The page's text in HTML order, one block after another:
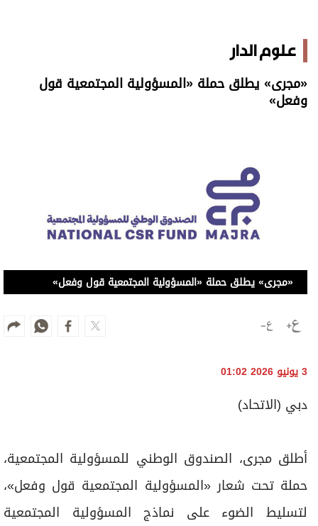
علوم الدار
«مجرى» يطلق حملة «المسؤولية المجتمعية قول
وفعل»
«مجرى» يطلق حملة «المسؤولية المجتمعية قول وفعل»
3 يونيو 2026 01:02
دبي (الاتحاد)
أطلق مجرى، الصندوق الوطني للمسؤولية المجتمعية،
حملة تحت شعار «المسؤولية المجتمعية قول وفعل»،
لتسليط الضوء على نماذج المسؤولية المجتمعية